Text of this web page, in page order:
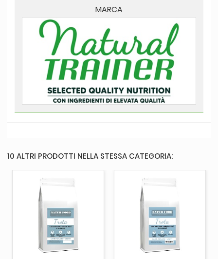
MARCA
10 ALTRI PRODOTTI NELLA STESSA CATEGORIA: